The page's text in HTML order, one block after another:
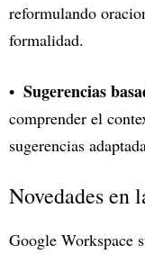
reformulando
formalidad.
Sugerencias
comprender el
sugerencias
Novedades en
Google Workspace